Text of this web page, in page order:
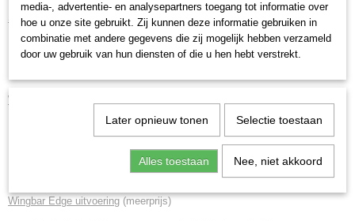
Standaard uitvoering
Thule Evo Clamp voetenset, incl. bijbehorende kitset
Wingbar Evo uitvoering
Thule Evo Clampvoetenset, incl. bijbehorende kitset
stille en veilige stangenset in aluminium of
Wingbar Edge uitvoering (meerprijs)
media-, advertentie- en analysepartners toegang tot informatie over
hoe u onze site gebruikt. Zij kunnen deze informatie gebruiken in
combinatie met andere gegevens die zij mogelijk hebben verzameld
door uw gebruik van hun diensten of die u hen hebt verstrekt.
Later opnieuw tonen Selectie toestaan
Alles toestaan Nee, niet akkoord